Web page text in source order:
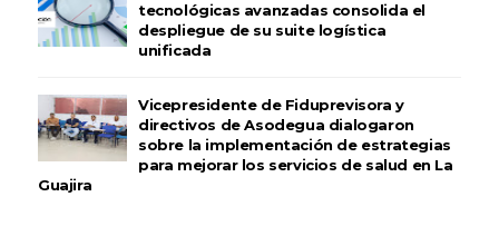
tecnológicas avanzadas consolida el
despliegue de su suite logística
unificada
Vicepresidente de Fiduprevisora y
directivos de Asodegua dialogaron
sobre la implementación de estrategias
para mejorar los servicios de salud en La
Guajira